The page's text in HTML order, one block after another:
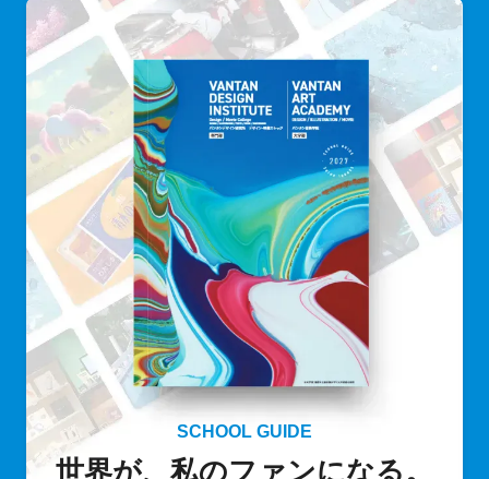
SCHOOL GUIDE
世界が、私のファンになる。